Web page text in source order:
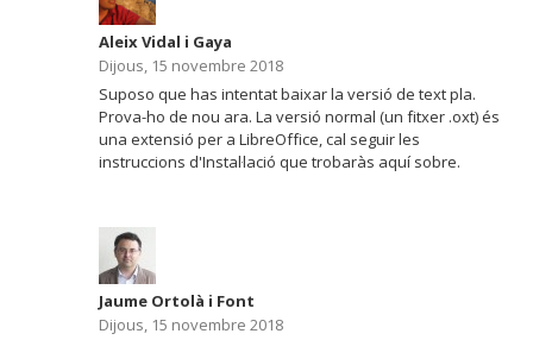
Aleix Vidal i Gaya
Dijous, 15 novembre 2018
Suposo que has intentat baixar la versió de text pla.
Prova-ho de nou ara. La versió normal (un fitxer .oxt) és
una extensió per a LibreOffice, cal seguir les
instruccions d'Instal·lació que trobaràs aquí sobre.
Jaume Ortolà i Font
Dijous, 15 novembre 2018